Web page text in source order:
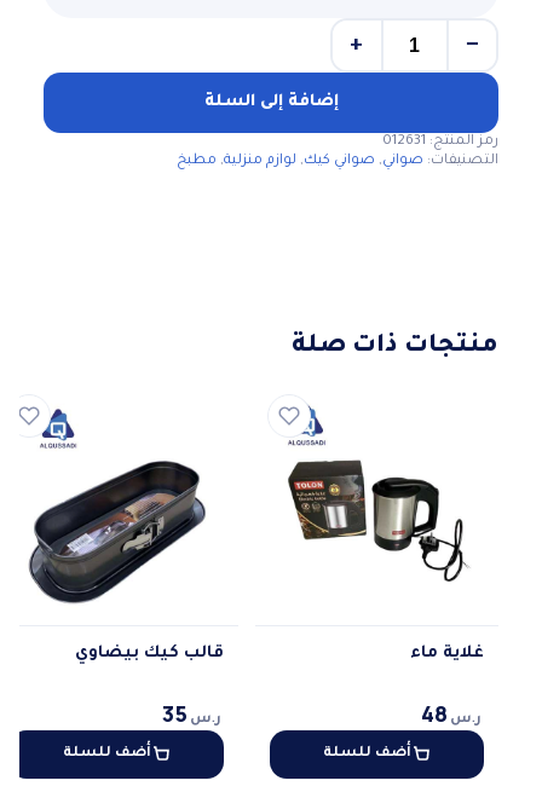
قوالب
بقفل
جانبي
−
+
إضافة إلى السلة
رمز المنتج: 012631
التصنيفات: صواني, صواني كيك, لوازم منزلية, مطبخ
منتجات ذات صلة
غلاية ماء
ر.س 48
أضف للسلة
قالب كيك بيضاوي
ر.س 35
أضف للسلة